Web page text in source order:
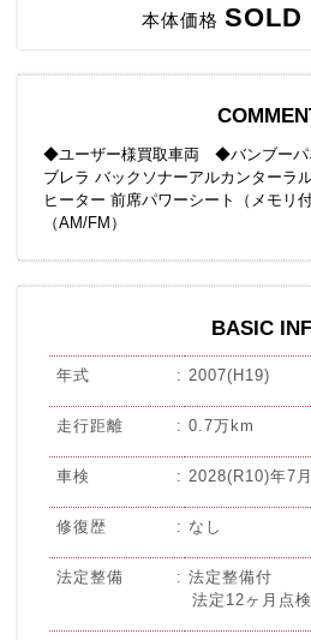
本体価格 SOLD
◆ユーザー様買取車両 ◆バンブー
ブレラ バックソナーアルカンターラ
ヒーター 前席パワーシート（メモリ
（AM/FM）
BASIC
年式 2007(H19)
走行距離 0.7万km
車検 2028(R10)年7月
修復歴 なし
法定整備
法定整備付
法定12ヶ月点